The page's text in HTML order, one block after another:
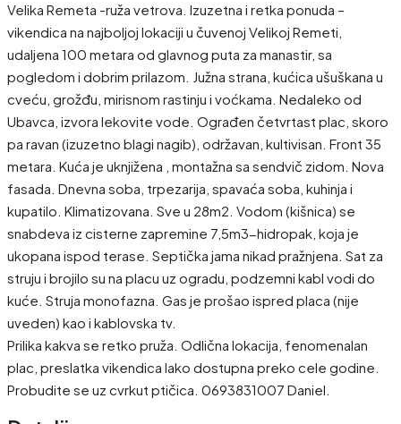
Velika Remeta -ruža vetrova. Izuzetna i retka ponuda –
vikendica na najboljoj lokaciji u čuvenoj Velikoj Remeti,
udaljena 100 metara od glavnog puta za manastir, sa
pogledom i dobrim prilazom. Južna strana, kućica ušuškana u
cveću, grožđu, mirisnom rastinju i voćkama. Nedaleko od
Ubavca, izvora lekovite vode. Ograđen četvrtast plac, skoro
pa ravan (izuzetno blagi nagib), održavan, kultivisan. Front 35
metara. Kuća je uknjižena , montažna sa sendvič zidom. Nova
fasada. Dnevna soba, trpezarija, spavaća soba, kuhinja i
kupatilo. Klimatizovana. Sve u 28m2. Vodom (kišnica) se
snabdeva iz cisterne zapremine 7,5m3-hidropak, koja je
ukopana ispod terase. Septička jama nikad pražnjena. Sat za
struju i brojilo su na placu uz ogradu, podzemni kabl vodi do
kuće. Struja monofazna. Gas je prošao ispred placa (nije
uveden) kao i kablovska tv.
Prilika kakva se retko pruža. Odlična lokacija, fenomenalan
plac, preslatka vikendica lako dostupna preko cele godine.
Probudite se uz cvrkut ptičica. 0693831007 Daniel.